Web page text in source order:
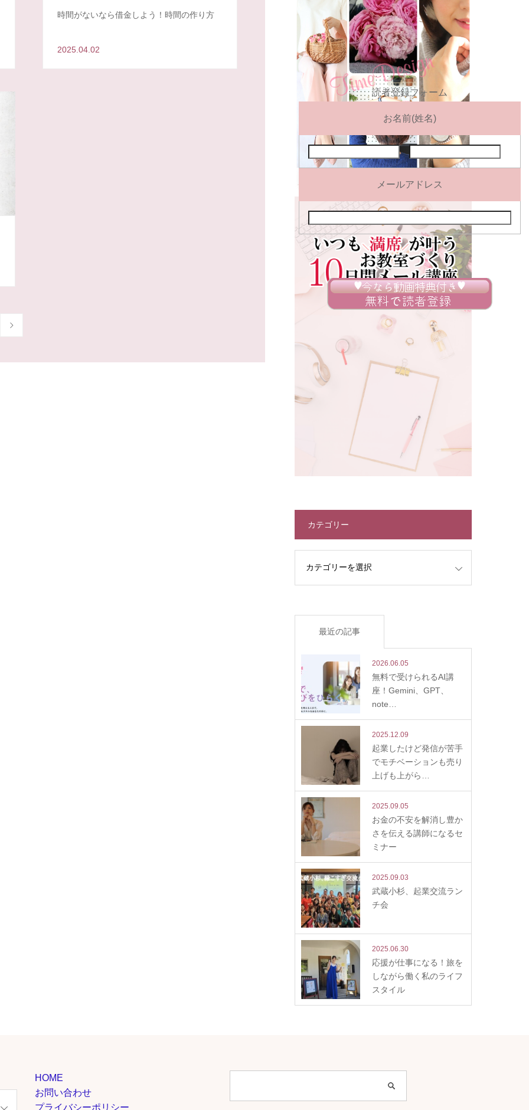
時間がないなら借金しよう！時間の作り方
2025.04.02
読者登録フォーム
お名前(姓名)
メールアドレス
カテゴリー
最近の記事
2026.06.05
無料で受けられるAI講
座！Gemini、GPT、
note…
2025.12.09
起業したけど発信が苦手
でモチベーションも売り
上げも上がら…
2025.09.05
お金の不安を解消し豊か
さを伝える講師になるセ
ミナー
2025.09.03
武蔵小杉、起業交流ラン
チ会
2025.06.30
応援が仕事になる！旅を
しながら働く私のライフ
スタイル
HOME
お問い合わせ
プライバシーポリシー